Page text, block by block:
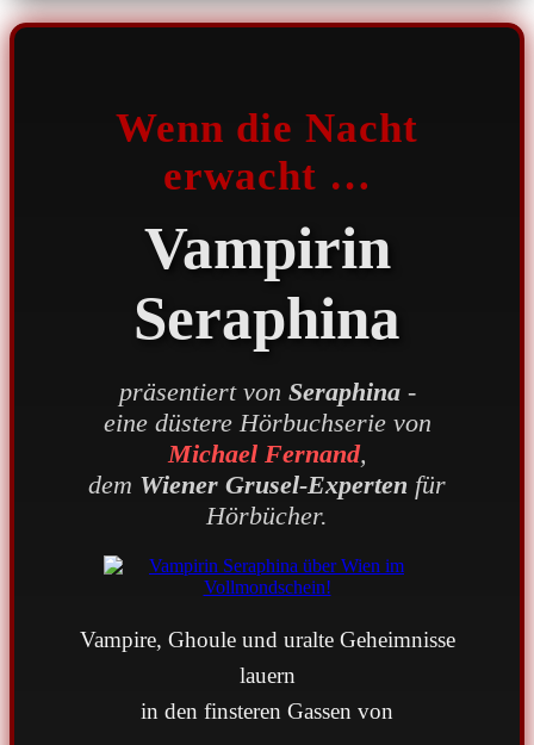
Wenn die Nacht
erwacht …
Vampirin
Seraphina
präsentiert von Seraphina-
eine düstere Hörbuchserie von
Michael Fernand,
dem Wiener Grusel-Experten für
Hörbücher.
Vampire, Ghoule und uralte Geheimnisse
lauern
in den finsteren Gassen von